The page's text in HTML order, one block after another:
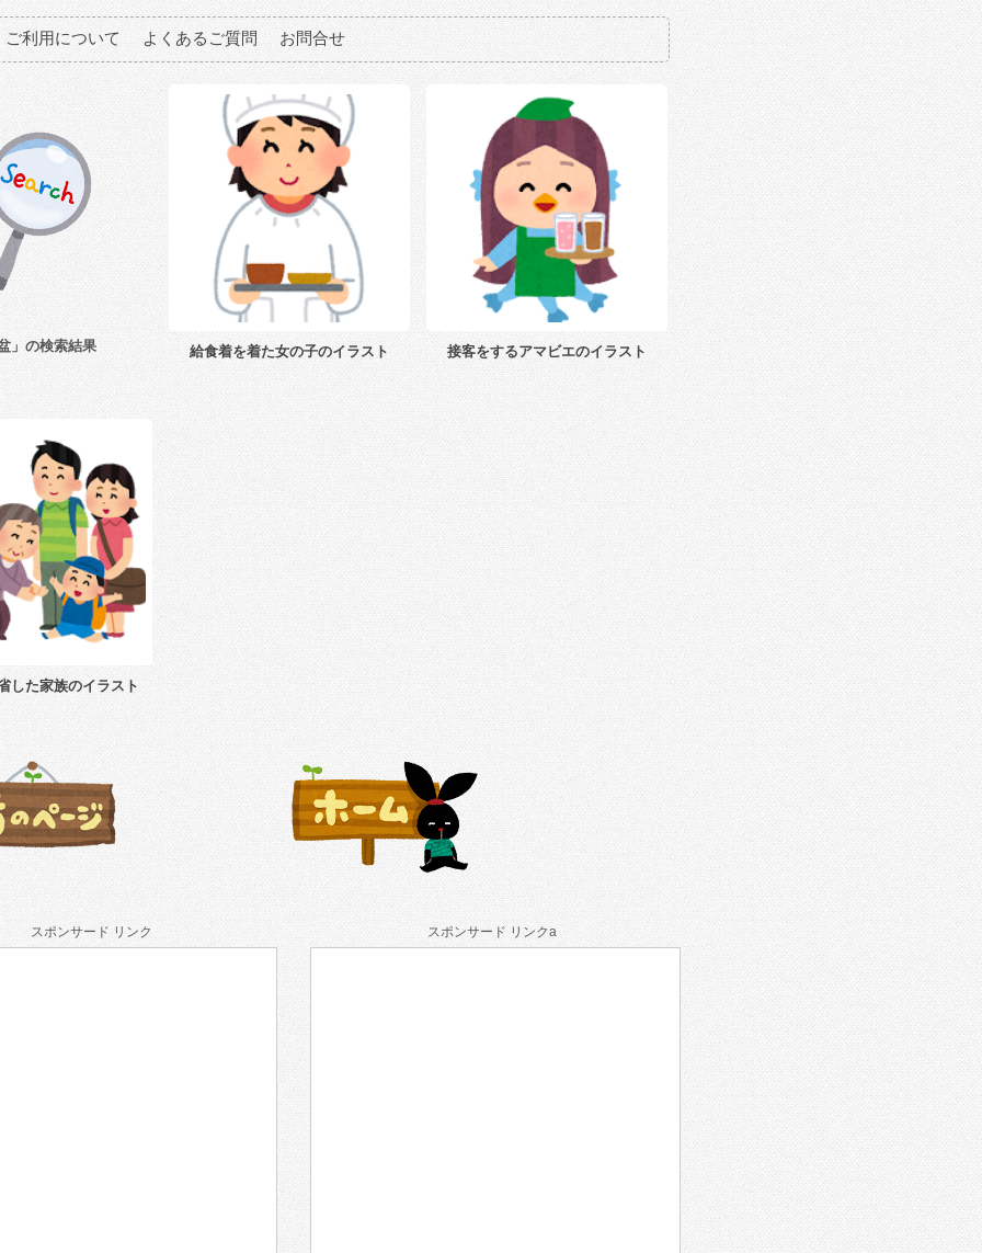
ご利用について よくあるご質問 お問合せ
」の検索結果 給食着を着た女の子のイラスト 接客をするアマビエのイラスト
した家族のイラスト
スポンサード リンク スポンサード リンクa